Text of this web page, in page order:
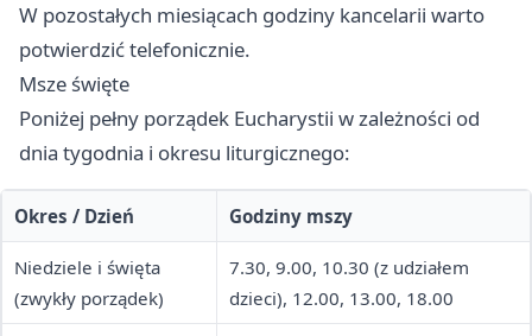
W pozostałych miesiącach godziny kancelarii warto
potwierdzić telefonicznie.
Msze święte
Poniżej pełny porządek Eucharystii w zależności od
dnia tygodnia i okresu liturgicznego:
Okres / Dzień Godziny mszy
Niedziele i święta
(zwykły porządek)
7.30, 9.00, 10.30 (z udziałem
dzieci), 12.00, 13.00, 18.00